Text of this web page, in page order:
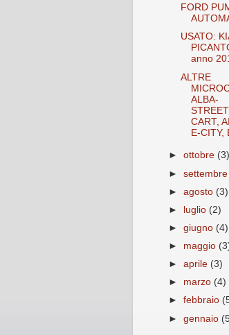
FORD
USATO:
anno
ALTRE
ALBA-
STREET
CART,
E-CITY,
►ottobre (3)
►settembre
►agosto (3)
►
luglio (2)
►giugno (4)
► maggio
►aprile (3)
► marzo (4)
►febbraio
►gennaio